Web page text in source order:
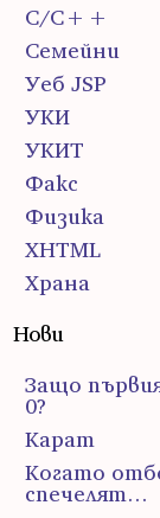
С/С++
Семейни
Уеб JSP
УКИ
УКИТ
Факс
Физика
ХHTML
Храна
Нови
Защо
0?
Карат
Когато
спечелят…